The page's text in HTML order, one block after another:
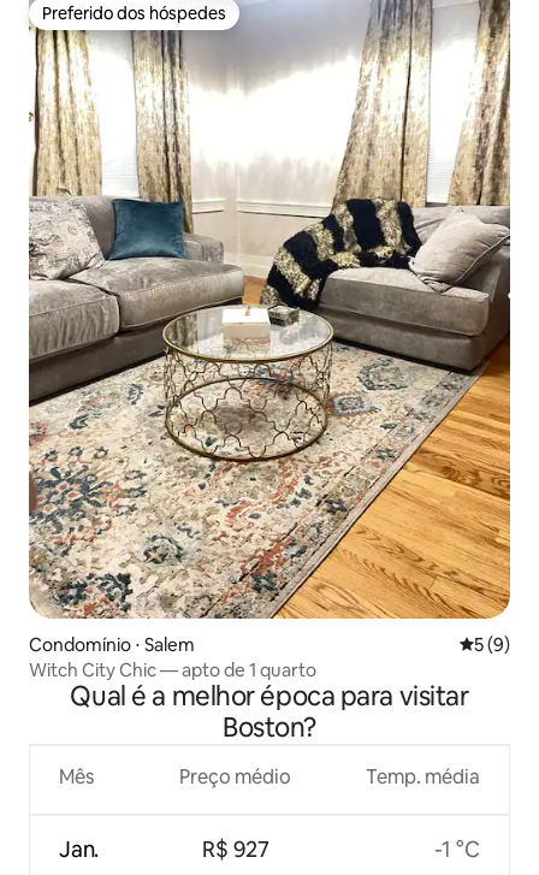
Preferido dos hóspedes
Preferido dos hóspedes
Condomínio ⋅ Salem 5 de
5 (9)
Witch City Chic — apto de 1 quarto
Qual é a melhor época para visitar
Boston?
Mês
Jan.
Preço médio
R$ 927
Temp. média
-1 °C